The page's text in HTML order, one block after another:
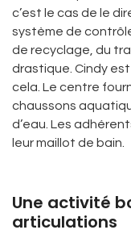
c’est le cas de le
système de
de recyclage, du
drastique. Cindy
cela. Le centre
chaussons
d’eau. Les
leur maillot de bain.
Une activité
articulations